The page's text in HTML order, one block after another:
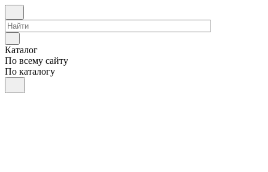
Каталог
По всему сайту
По каталогу